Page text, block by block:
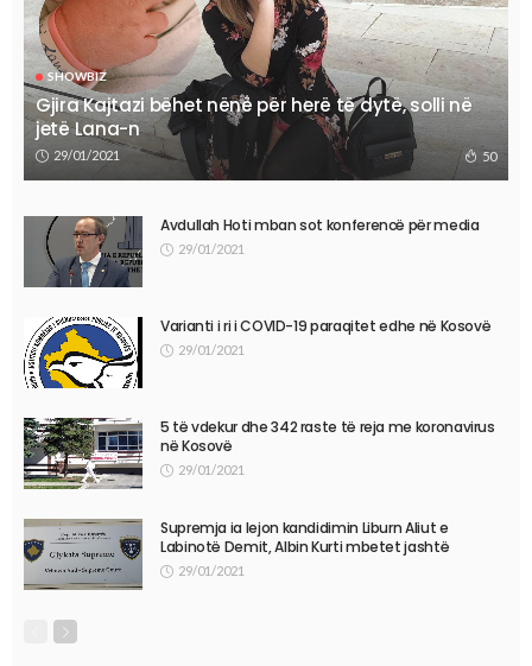
SHOWBIZ
Gjira Kajtazi bëhet nënë për herë të dytë, solli në
jetë Lana-n
29/01/2021 50
Avdullah Hoti mban sot konferencë për media
29/01/2021
Varianti i ri i COVID-19 paraqitet edhe në Kosovë
29/01/2021
5 të vdekur dhe 342 raste të reja me koronavirus
në Kosovë
29/01/2021
Supremja ia lejon kandidimin Liburn Aliut e
Labinotë Demit, Albin Kurti mbetet jashtë
29/01/2021